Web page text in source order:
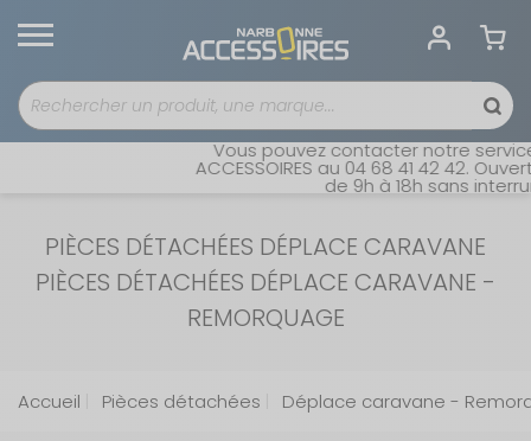
Vous pouvez contacter notre service
ACCESSOIRES au 04 68 41 42 42.
de 9h à 18h sans
PIÈCES DÉTACHÉES DÉPLACE CARAVANE
PIÈCES DÉTACHÉES DÉPLACE CARAVANE -
REMORQUAGE
Accueil Pièces détachées Déplace caravane -